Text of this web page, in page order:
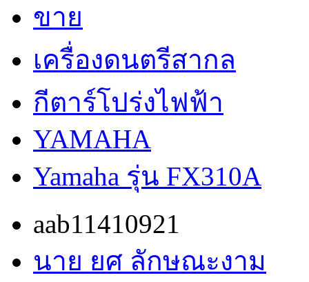
ขาย
เครื่องดนตรีสากล
กีตาร์โปร่งไฟฟ้า
YAMAHA
Yamaha รุ่น FX310A
aab11410921
นาย ยศ ลักษณะงาม